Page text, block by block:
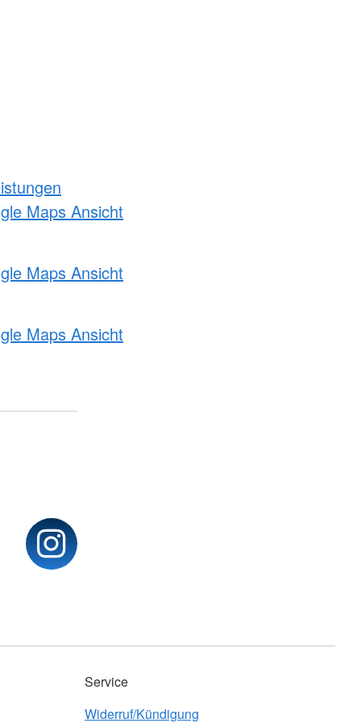
Maps Ansicht
Maps Ansicht
Maps Ansicht
Service
Widerruf/Kündigung